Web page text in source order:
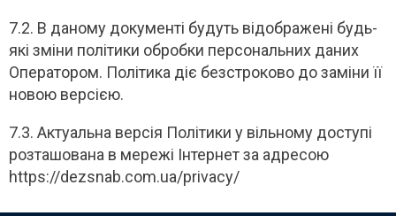
7.2. В даному документі будуть відображені будь-
які зміни політики обробки персональних даних
Оператором. Політика діє безстроково до заміни її
новою версією.
7.3. Актуальна версія Політики у вільному доступі
розташована в мережі Інтернет за адресою
https://dezsnab.com.ua/privacy/